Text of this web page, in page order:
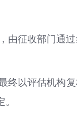
由征收部门通
终以评估机构